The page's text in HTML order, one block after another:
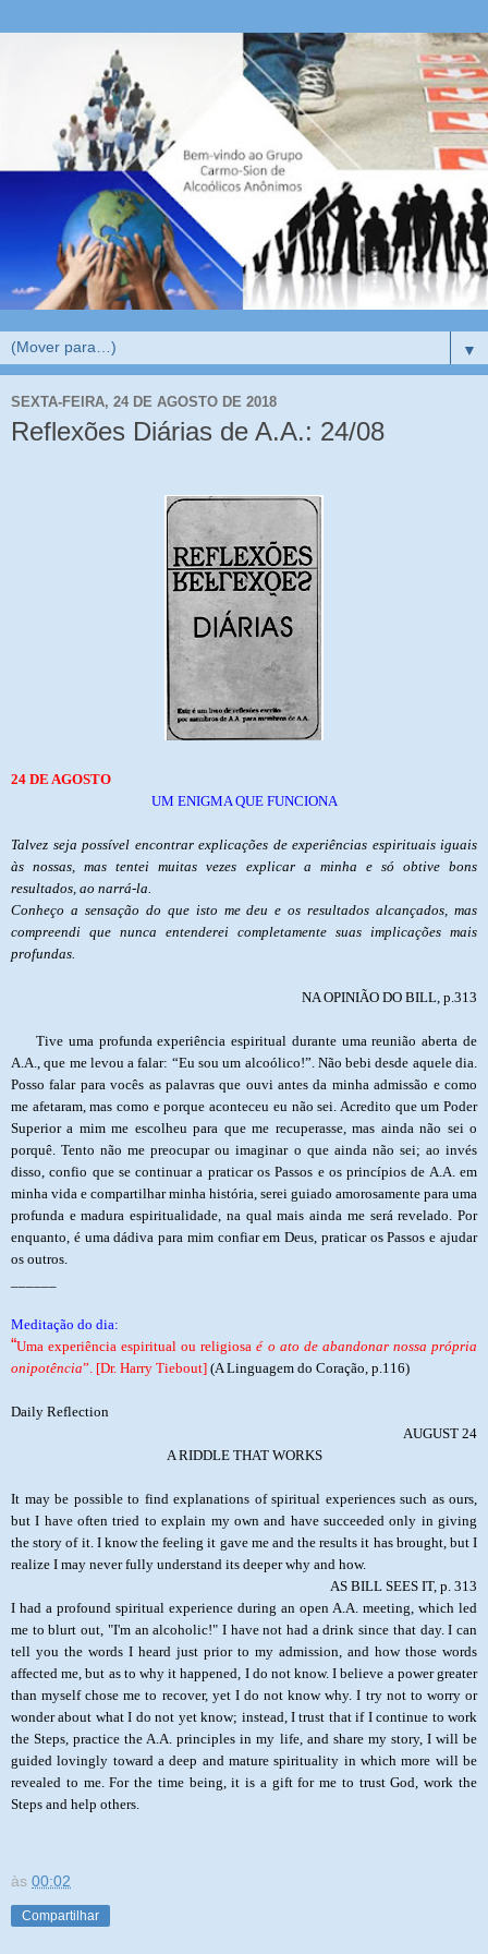
▼
SEXTA-FEIRA, 24 DE AGOSTO DE 2018
Reflexões Diárias de A.A.: 24/08
24 DE AGOSTO
UM ENIGMA QUE FUNCIONA
Talvez seja possível encontrar explicações de experiências espirituais iguais
às nossas, mas tentei muitas vezes explicar a minha e só obtive bons
resultados, ao narrá-la.
Conheço a sensação do que isto me deu e os resultados alcançados, mas
compreendi que nunca entenderei completamente suas implicações mais
profundas.
NA OPINIÃO DO BILL, p.313
Tive uma profunda experiência espiritual durante uma reunião aberta de
A.A., que me levou a falar: “Eu sou um alcoólico!”. Não bebi desde aquele dia.
Posso falar para vocês as palavras que ouvi antes da minha admissão e como
me afetaram, mas como e porque aconteceu eu não sei. Acredito que um Poder
Superior a mim me escolheu para que me recuperasse, mas ainda não sei o
porquê. Tento não me preocupar ou imaginar o que ainda não sei; ao invés
disso, confio que se continuar a praticar os Passos e os princípios de A.A. em
minha vida e compartilhar minha história, serei guiado amorosamente para uma
profunda e madura espiritualidade, na qual mais ainda me será revelado. Por
enquanto, é uma dádiva para mim confiar em Deus, praticar os Passos e ajudar
os outros.
Meditação do dia:
“Uma experiência espiritual ou religiosaé o ato de abandonar nossa própria
onipotência”. [Dr. Harry Tiebout] (A Linguagem do Coração, p.116)
Daily Reflection
AUGUST 24
A RIDDLE THAT WORKS
It may be possible to find explanations of spiritual experiences such as ours,
but I have often tried to explain my own and have succeeded only in giving
the story of it. I know the feeling it gave me and the results it has brought, but I
realize I may never fully understand its deeper why and how.
AS BILL SEES IT, p. 313
I had a profound spiritual experience during an open A.A. meeting, which led
me to blurt out, "I'm an alcoholic!" I have not had a drink since that day. I can
tell you the words I heard just prior to my admission, and how those words
affected me, but as to why it happened, I do not know. I believe a power greater
than myself chose me to recover, yet I do not know why. I try not to worry or
wonder about what I do not yet know; instead, I trust that if I continue to work
the Steps, practice the A.A. principles in my life, and share my story, I will be
guided lovingly toward a deep and mature spirituality in which more will be
revealed to me. For the time being, it is a gift for me to trust God, work the
Steps and help others.
às 00:02
Compartilhar